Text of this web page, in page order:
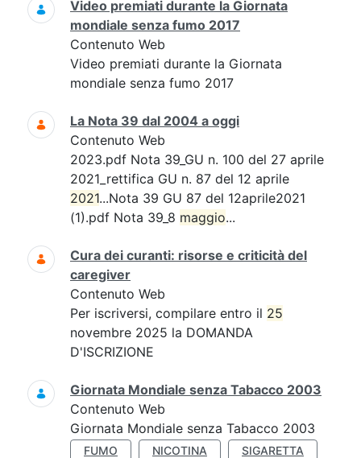
Video premiati durante la Giornata
mondiale senza fumo 2017
Contenuto Web
Video premiati durante la Giornata
mondiale senza fumo 2017
La Nota 39 dal 2004 a oggi
Contenuto Web
2023.pdf Nota 39_GU n. 100 del 27 aprile
2021_rettifica GU n. 87 del 12 aprile
2021...Nota 39 GU 87 del 12aprile2021
(1).pdf Nota 39_8 maggio...
Cura dei curanti: risorse e criticità del
caregiver
Contenuto Web
Per iscriversi, compilare entro il 25
novembre 2025 la DOMANDA
D'ISCRIZIONE
Giornata Mondiale senza Tabacco 2003
Contenuto Web
Giornata Mondiale senza Tabacco 2003
FUMO NICOTINA
SIGARETTA